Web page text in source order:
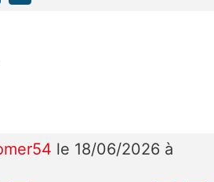
le 18/06/2026 à